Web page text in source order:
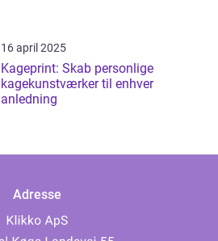
16 april 2025
Kageprint: Skab personlige
kagekunstværker til enhver
anledning
Adresse